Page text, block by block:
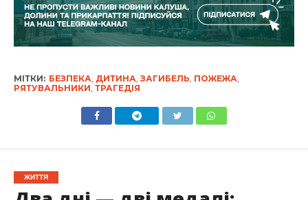
МІТКИ: БЕЗПЕКА, ДИТИНА, ЗАГИБЕЛЬ, ПОЖЕЖА,
РЯТУВАЛЬНИКИ, ТРАГЕДІЯ
ЖИТТЯ